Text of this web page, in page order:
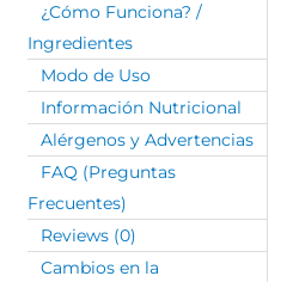
¿Cómo Funciona? /
Ingredientes
Modo de Uso
Información Nutricional
Alérgenos y Advertencias
FAQ (Preguntas
Frecuentes)
Reviews (0)
Cambios en la